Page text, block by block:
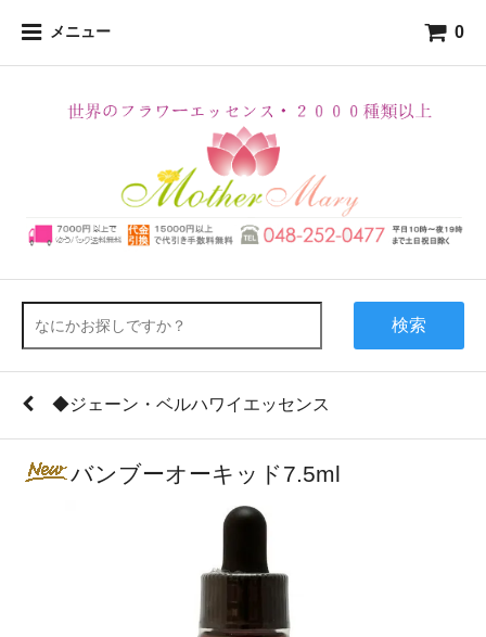
メニュー 0
検索
◆ジェーン・ベルハワイエッセンス
バンブーオーキッド7.5ml